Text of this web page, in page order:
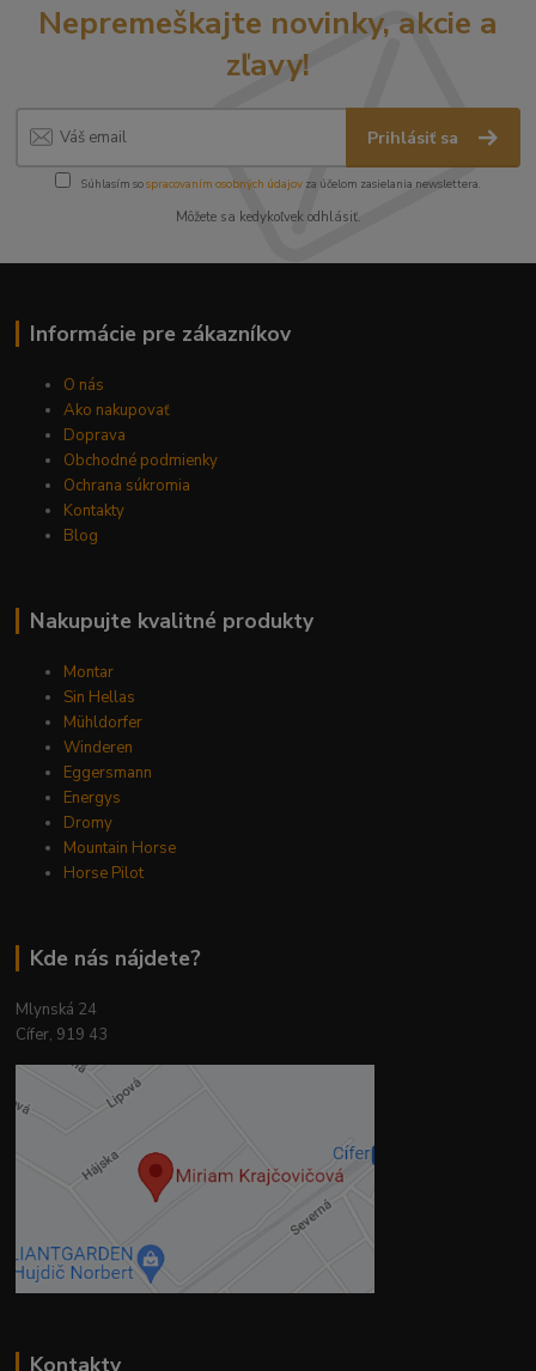
Nepremeškajte novinky, akcie a
zľavy!
Prihlásiť sa
Súhlasím sospracovaním osobných údajov za účelom zasielania newslettera.
Môžete sa kedykoľvek odhlásiť.
Informácie pre zákazníkov
O nás
Ako nakupovať
Doprava
Obchodné podmienky
Ochrana súkromia
Kontakty
Blog
Nakupujte kvalitné produkty
Montar
Sin Hellas
Mühldorfer
Winderen
Eggersmann
Energys
Dromy
Mountain Horse
Horse Pilot
Kde nás nájdete?
Mlynská 24
Cífer, 919 43
Kontakty